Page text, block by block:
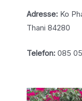
Adresse:Ko
Thani 84280
Telefon:085